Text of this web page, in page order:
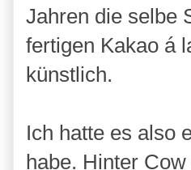
Jahren die selbe
fertigen Kakao á
künstlich.
Ich hatte es also
habe. Hinter